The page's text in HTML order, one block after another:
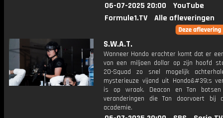
06-07-2025 20:00
YouTube
Formule1.TV
Alle afleveringen
S.W.A.T.
Wanneer Hondo erachter komt dat er
van een miljoen dollar op zijn hoofd
20-Squad zo snel mogelijk
mysterieuze vijand uit Hondo&#39;s
is op wraak. Deacon en Tan
veranderingen die Tan doorvoert bij
academie.